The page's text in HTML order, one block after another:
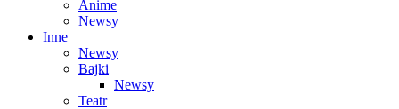
Anime
Newsy
Inne
Newsy
Bajki
Newsy
Teatr